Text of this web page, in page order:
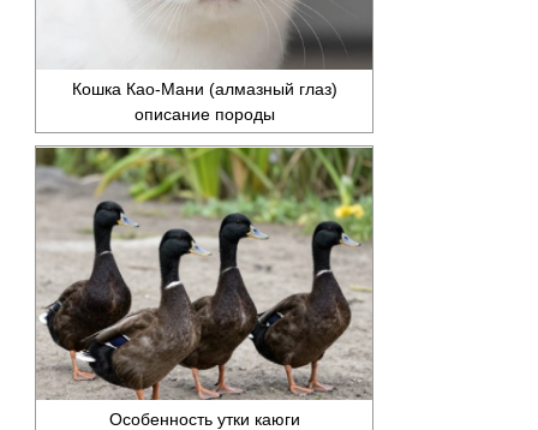
Кошка Као-Мани (алмазный глаз)
описание породы
Особенность утки каюги